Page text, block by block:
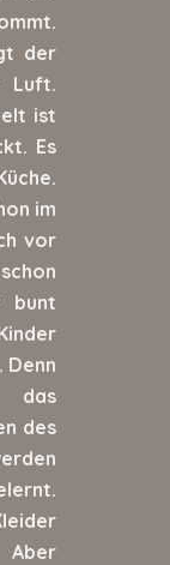
der
Luft.
ist
Es
im
vor
bunt
Denn
das
des
Aber